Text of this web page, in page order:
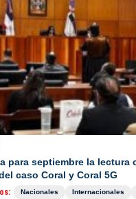
para septiembre la lectura
caso Coral y Coral 5G
Nacionales Internacionales